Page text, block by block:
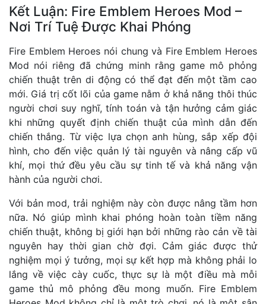
Kết Luận: Fire Emblem Heroes Mod –
Nơi Trí Tuệ Được Khai Phóng
Fire Emblem Heroes nói chung và Fire Emblem Heroes
Mod nói riêng đã chứng minh rằng game mô phỏng
chiến thuật trên di động có thể đạt đến một tầm cao
mới. Giá trị cốt lõi của game nằm ở khả năng thôi thúc
người chơi suy nghĩ, tính toán và tận hưởng cảm giác
khi những quyết định chiến thuật của mình dẫn đến
chiến thắng. Từ việc lựa chọn anh hùng, sắp xếp đội
hình, cho đến việc quản lý tài nguyên và nâng cấp vũ
khí, mọi thứ đều yêu cầu sự tinh tế và khả năng vận
hành của người chơi.
Với bản mod, trải nghiệm này còn được nâng tầm hơn
nữa. Nó giúp mình khai phóng hoàn toàn tiềm năng
chiến thuật, không bị giới hạn bởi những rào cản về tài
nguyên hay thời gian chờ đợi. Cảm giác được thử
nghiệm mọi ý tưởng, mọi sự kết hợp mà không phải lo
lắng về việc cày cuốc, thực sự là một điều mà mỗi
game thủ mô phỏng đều mong muốn. Fire Emblem